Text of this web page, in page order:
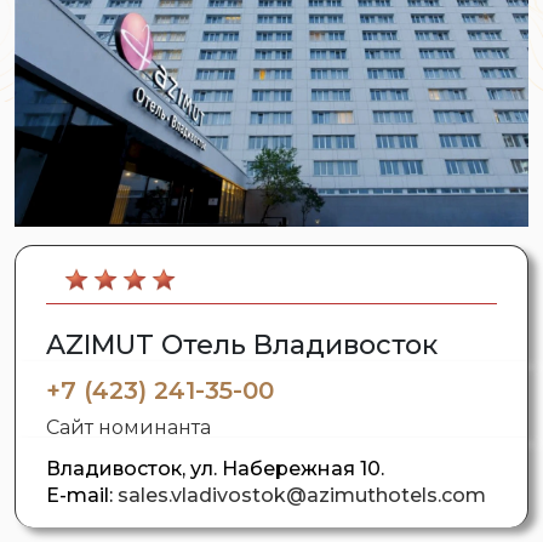
AZIMUT Отель Владивосток
+7 (423) 241-35-00
Сайт номинанта
Владивосток, ул. Набережная 10.
E-mail: sales.vladivostok@azimuthotels.com